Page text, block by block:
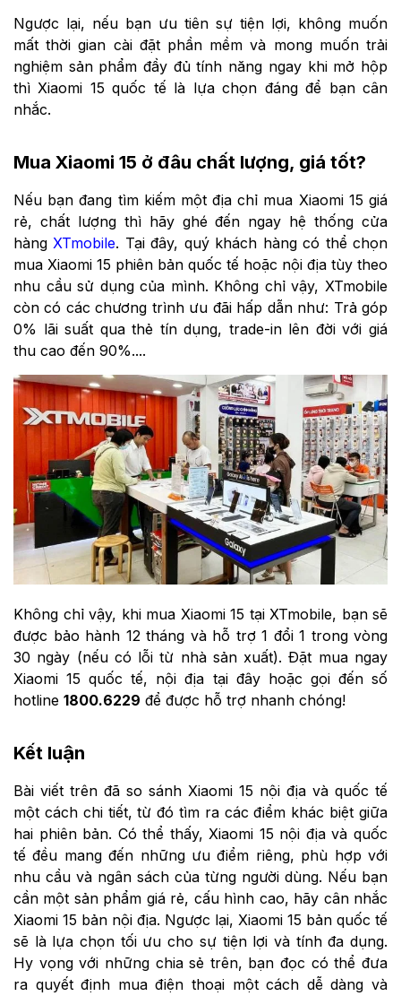
Ngược lại, nếu bạn ưu tiên sự tiện lợi, không muốn
mất thời gian cài đặt phần mềm và mong muốn trải
nghiệm sản phẩm đầy đủ tính năng ngay khi mở hộp
thì Xiaomi 15 quốc tế là lựa chọn đáng để bạn cân
nhắc.
Mua Xiaomi 15 ở đâu chất lượng, giá tốt?
Nếu bạn đang tìm kiếm một địa chỉ mua Xiaomi 15 giá
rẻ, chất lượng thì hãy ghé đến ngay hệ thống cửa
hàng XTmobile. Tại đây, quý khách hàng có thể chọn
mua Xiaomi 15 phiên bản quốc tế hoặc nội địa tùy theo
nhu cầu sử dụng của mình. Không chỉ vậy, XTmobile
còn có các chương trình ưu đãi hấp dẫn như: Trả góp
0% lãi suất qua thẻ tín dụng, trade-in lên đời với giá
thu cao đến 90%....
Không chỉ vậy, khi mua Xiaomi 15 tại XTmobile, bạn sẽ
được bảo hành 12 tháng và hỗ trợ 1 đổi 1 trong vòng
30 ngày (nếu có lỗi từ nhà sản xuất). Đặt mua ngay
Xiaomi 15 quốc tế, nội địa tại đây hoặc gọi đến số
hotline 1800.6229 để được hỗ trợ nhanh chóng!
Kết luận
Bài viết trên đã so sánh ​Xiaomi 15 nội địa và quốc tế
một cách chi tiết, từ đó tìm ra các điểm khác biệt giữa
hai phiên bản. Có thể thấy, Xiaomi 15 nội địa và quốc
tế đều mang đến những ưu điểm riêng, phù hợp với
nhu cầu và ngân sách của từng người dùng. Nếu bạn
cần một sản phẩm giá rẻ, cấu hình cao, hãy cân nhắc
Xiaomi 15 bản nội địa. Ngược lại, Xiaomi 15 bản quốc tế
sẽ là lựa chọn tối ưu cho sự tiện lợi và tính đa dụng.
Hy vọng với những chia sẻ trên, bạn đọc có thể đưa
ra quyết định mua điện thoại một cách dễ dàng và